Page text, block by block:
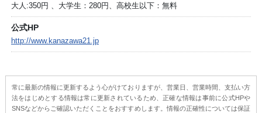
大人:350円 、大学生：280円、高校生以下：無料
公式HP
http://www.kanazawa21.jp
常に最新の情報に更新するよう心がけておりますが、営業日、営業時間、支払い方
法をはじめとする情報は常に更新されているため、正確な情報は事前に公式HPや
SNSなどからご確認いただくことをおすすめします。情報の正確性については保証